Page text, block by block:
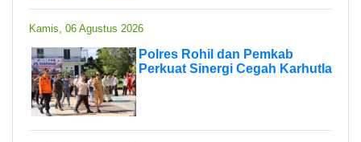
Kamis, 06 Agustus 2026
Polres Rohil dan Pemkab
Perkuat Sinergi Cegah Karhutla